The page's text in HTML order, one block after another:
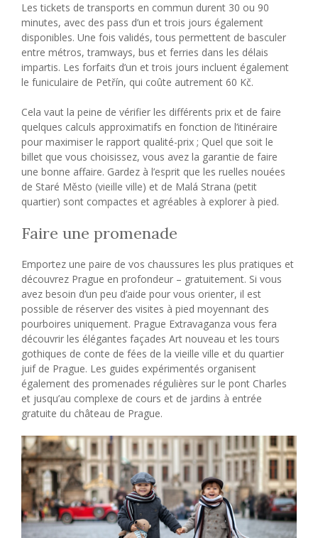
Les tickets de transports en commun durent 30 ou 90
minutes, avec des pass d’un et trois jours également
disponibles. Une fois validés, tous permettent de basculer
entre métros, tramways, bus et ferries dans les délais
impartis. Les forfaits d’un et trois jours incluent également
le funiculaire de Petřín, qui coûte autrement 60 Kč.
Cela vaut la peine de vérifier les différents prix et de faire
quelques calculs approximatifs en fonction de l’itinéraire
pour maximiser le rapport qualité-prix ; Quel que soit le
billet que vous choisissez, vous avez la garantie de faire
une bonne affaire. Gardez à l’esprit que les ruelles nouées
de Staré Město (vieille ville) et de Malá Strana (petit
quartier) sont compactes et agréables à explorer à pied.
Faire une promenade
Emportez une paire de vos chaussures les plus pratiques et
découvrez Prague en profondeur – gratuitement. Si vous
avez besoin d’un peu d’aide pour vous orienter, il est
possible de réserver des visites à pied moyennant des
pourboires uniquement. Prague Extravaganza vous fera
découvrir les élégantes façades Art nouveau et les tours
gothiques de conte de fées de la vieille ville et du quartier
juif de Prague. Les guides expérimentés organisent
également des promenades régulières sur le pont Charles
et jusqu’au complexe de cours et de jardins à entrée
gratuite du château de Prague.